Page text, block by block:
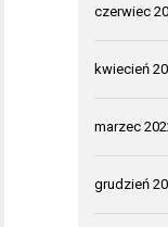
czerwiec
kwiecień
marzec
grudzień